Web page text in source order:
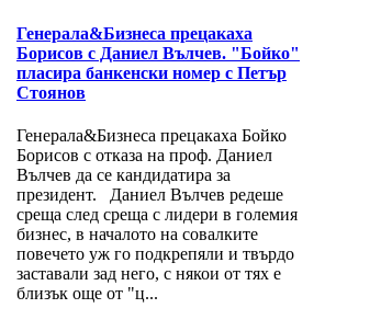
Генерала&Бизнеса прецакаха
Борисов с Даниел Вълчев. "Бойко"
пласира банкенски номер с Петър
Стоянов
Генерала&Бизнеса прецакаха Бойко
Борисов с отказа на проф. Даниел
Вълчев да се кандидатира за
президент. Даниел Вълчев редеше
среща след среща с лидери в големия
бизнес, в началото на совалките
повечето уж го подкрепяли и твърдо
заставали зад него, с някои от тях е
близък още от "ц...